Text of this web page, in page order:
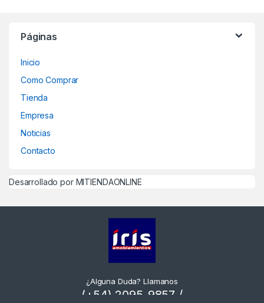
Páginas
Inicio
Como Comprar
Tienda
Empresa
Noticias
Contacto
Desarrollado por MITIENDAONLINE
¿Alguna Duda? Llamanos
(+54) 2095-9857 /